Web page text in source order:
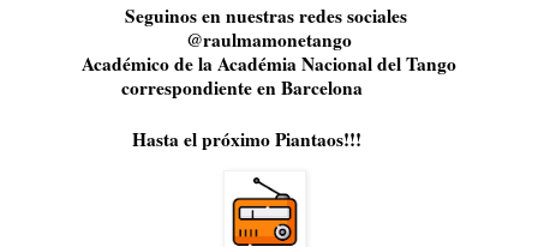
Seguinos en nuestras redes sociales
@raulmamonetango
Académico de la Académia Nacional del Tango
correspondiente en Barcelona
Hasta el próximo Piantaos!!!